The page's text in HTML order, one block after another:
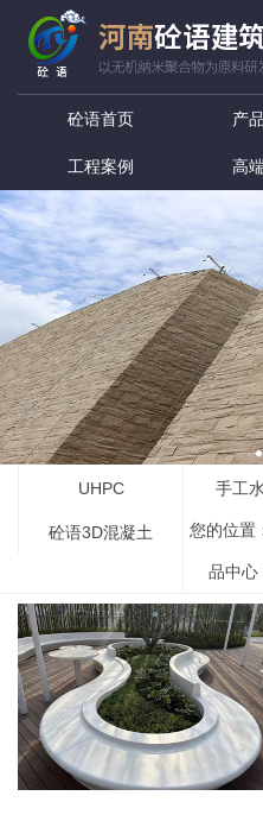
砼语首页 产
工程案例 高
UHPC 手工
砼语3D混凝土 您的位置
品中心